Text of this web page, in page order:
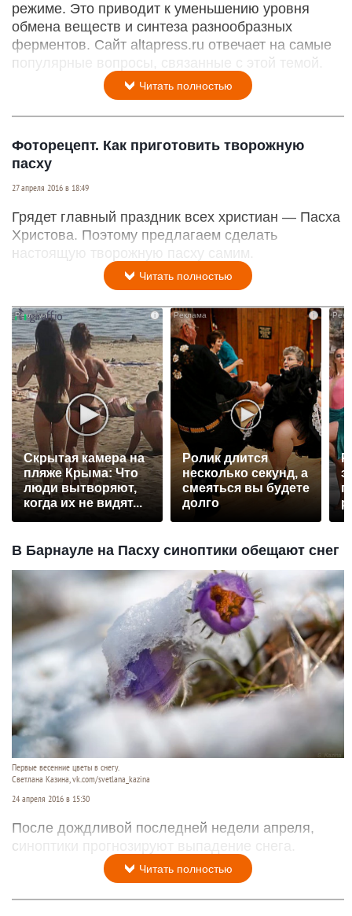
режиме. Это приводит к уменьшению уровня
обмена веществ и синтеза разнообразных
ферментов. Сайт altapress.ru отвечает на самые
популярные вопросы, связанные с этой темой.
Читать полностью
Фоторецепт. Как приготовить творожную
пасху
27 апреля 2016 в 18:49
Грядет главный праздник всех христиан — Пасха
Христова. Поэтому предлагаем сделать
настоящую творожную пасху самим.
Читать полностью
i
Скрытая камера на
пляже Крыма: Что
люди вытворяют,
когда их не видят...
i
Ролик длится
несколько секунд, а
смеяться вы будете
долго
В Барнауле на Пасху синоптики обещают снег
Первые весенние цветы в снегу.
Светлана Казина, vk.com/svetlana_kazina
24 апреля 2016 в 15:30
После дождливой последней недели апреля,
синоптики прогнозируют выпадение снега.
Читать полностью